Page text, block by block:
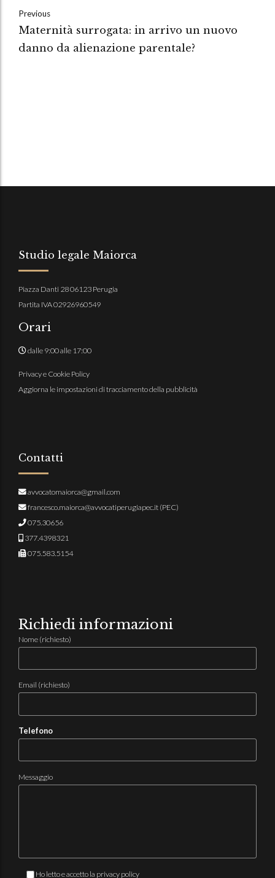
Previous
Maternità surrogata: in arrivo un nuovo
danno da alienazione parentale?
Studio legale Maiorca
Piazza Danti 28 06123 Perugia
Partita IVA 02926960549
Orari
dalle 9:00 alle 17:00
Privacy e Cookie Policy
Aggiorna le impostazioni di tracciamento della pubblicità
Contatti
avvocatomaiorca@gmail.com
francesco.maiorca@avvocatiperugiapec.it (PEC)
075.30656
377.4398321
075.583.5154
Richiedi informazioni
Nome (richiesto)
Email (richiesto)
Telefono
Messaggio
Ho letto e accetto la privacy policy